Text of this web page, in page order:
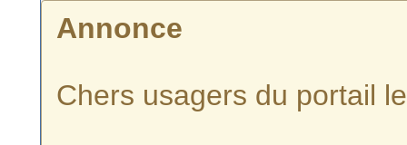
Annonce
Chers usagers du portail